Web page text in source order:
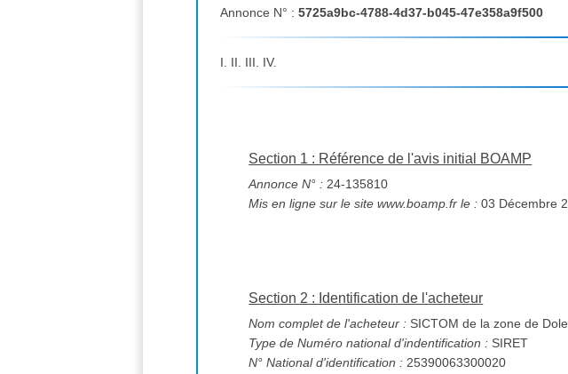
Annonce N° :5725a9bc-4788-4d37-b045-47e358a9f500
I. II. III. IV.
Section 1 : Référence de l'avis initial BOAMP
Annonce N° : 24-135810
Mis en ligne sur le site www.boamp.fr le :
Section 2 : Identification de l'acheteur
Nom complet de l'acheteur : SICTOM de la zone de Dole
Type de Numéro national d'indentification : SIRET
N° National d'identification : 25390063300020